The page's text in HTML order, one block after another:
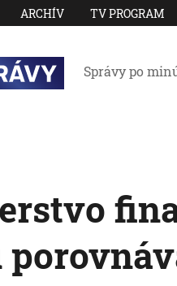
ARCHÍV TV PROGRAM
Správy po